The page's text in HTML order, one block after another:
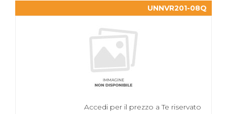
UNNVR201-08Q
Accedi per il prezzo a Te riservato